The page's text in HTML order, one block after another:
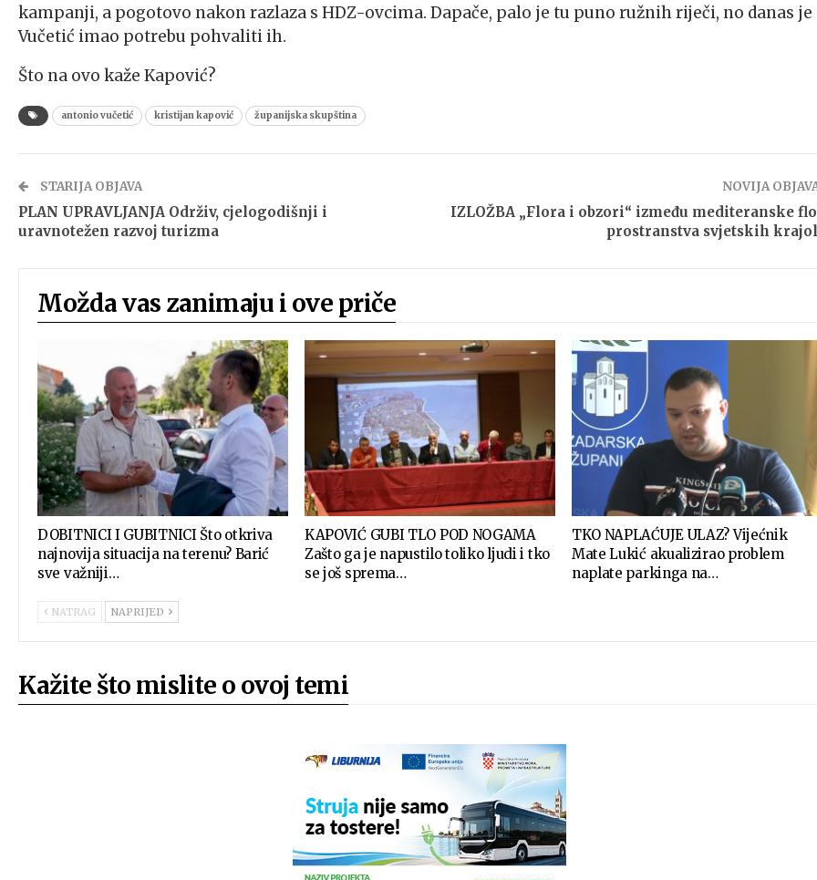
kampanji, a pogotovo nakon razlaza s HDZ-ovcima. Dapače, palo je tu puno ružnih riječi, no danas je
Vučetić imao potrebu pohvaliti ih.
Što na ovo kaže Kapović?
antonio vučetić kristijan kapović županijska skupština
STARIJA OBJAVA
PLAN UPRAVLJANJA Održiv, cjelogodišnji i
uravnotežen razvoj turizma
NOVIJA
IZLOŽBA „Flora i obzori“ između mediteranske
prostranstva svjetskih
Možda vas zanimaju i ove priče
DOBITNICI I GUBITNICI Što otkriva
najnovija situacija na terenu? Barić
sve važniji…
KAPOVIĆ GUBI TLO POD NOGAMA
Zašto ga je napustilo toliko ljudi i tko
se još sprema…
TKO NAPLAĆUJE ULAZ? Vijećnik
Mate Lukić akualizirao problem
naplate parkinga na…
NATRAG NAPRIJED
Kažite što mislite o ovoj temi